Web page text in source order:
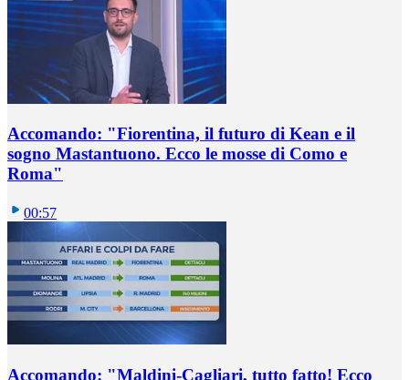
Accomando: "Fiorentina, il futuro di Kean e il
sogno Mastantuono. Ecco le mosse di Como e
Roma"
00:57
Accomando: "Maldini-Cagliari, tutto fatto! Ecco